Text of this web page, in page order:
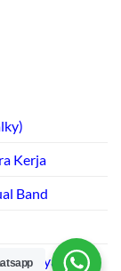
Kerja
Band